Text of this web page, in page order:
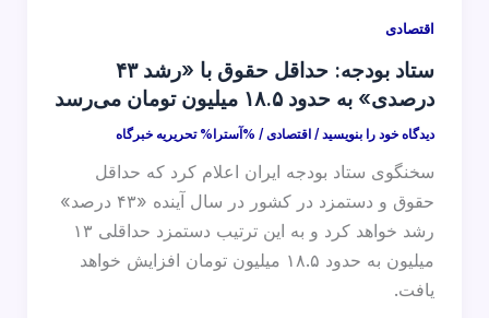
اقتصادی
ستاد بودجه: حداقل حقوق با «رشد ۴۳
درصدی» به حدود ۱۸.۵ میلیون تومان می‌رسد
دیدگاه‌ خود را بنویسید / اقتصادی/ %آسترا% تحریریه خبرگاه
سخنگوی ستاد بودجه ایران اعلام کرد که حداقل
حقوق و دستمزد در کشور در سال آینده «۴۳ درصد»
رشد خواهد کرد و به این ترتیب دستمزد حداقلی ۱۳
میلیون به حدود ۱۸.۵ میلیون تومان افزایش خواهد
یافت.